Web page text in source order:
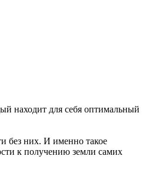
находит для себя оптимальный
без них. И именно такое
к получению земли самих